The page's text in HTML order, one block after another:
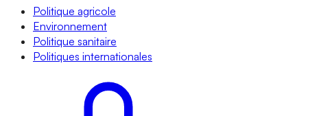
Politique agricole
Environnement
Politique sanitaire
Politiques internationales